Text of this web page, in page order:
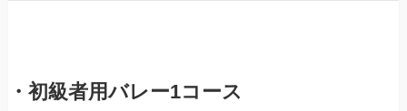
・初級者用バレー1コース